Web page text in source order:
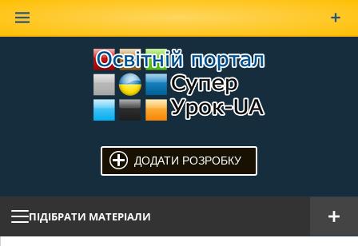
ДОДАТИ РОЗРОБКУ
ПІДІБРАТИ МАТЕРІАЛИ